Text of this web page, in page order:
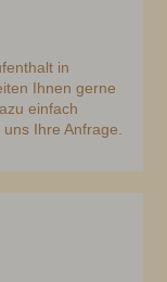
in
Ihnen gerne
einfach
Ihre Anfrage.